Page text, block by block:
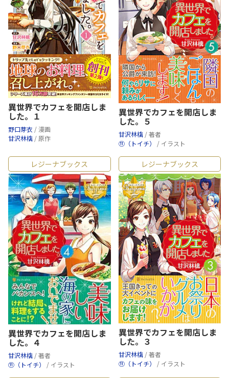
異世界でカフェを開店しま
した。１
野口芽衣 / 漫画
甘沢林檎 / 原作
異世界でカフェを開店しま
した。５
甘沢林檎 / 著者
⑪（トイチ） / イラスト
レジーナブックス
異世界でカフェを開店しま
した。４
甘沢林檎 / 著者
⑪（トイチ） / イラスト
レジーナブックス
異世界でカフェを開店しま
した。３
甘沢林檎 / 著者
⑪（トイチ） / イラスト